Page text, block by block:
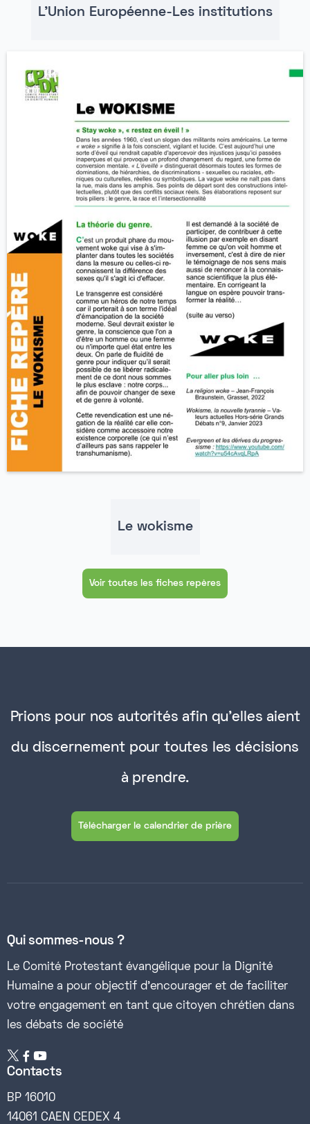
L'Union Européenne-Les institutions
Le wokisme
Voir toutes les fiches repères
Prions pour nos autorités afin qu'elles aient
du discernement pour toutes les décisions
à prendre.
Télécharger le calendrier de prière
Qui sommes-nous ?
Le Comité Protestant évangélique pour la Dignité
Humaine a pour objectif d’encourager et de faciliter
votre engagement en tant que citoyen chrétien dans
les débats de société
 
Contacts
BP 16010
14061 CAEN CEDEX 4